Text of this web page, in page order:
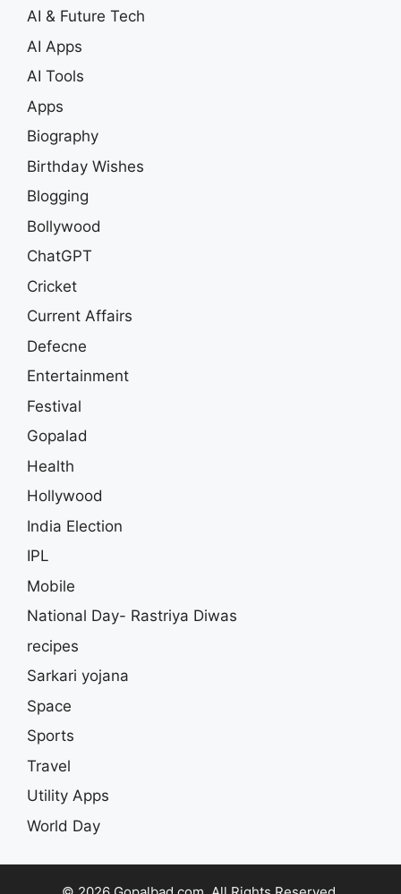
AI & Future Tech
AI Apps
AI Tools
Apps
Biography
Birthday Wishes
Blogging
Bollywood
ChatGPT
Cricket
Current Affairs
Defecne
Entertainment
Festival
Gopalad
Health
Hollywood
India Election
IPL
Mobile
National Day- Rastriya Diwas
recipes
Sarkari yojana
Space
Sports
Travel
Utility Apps
World Day